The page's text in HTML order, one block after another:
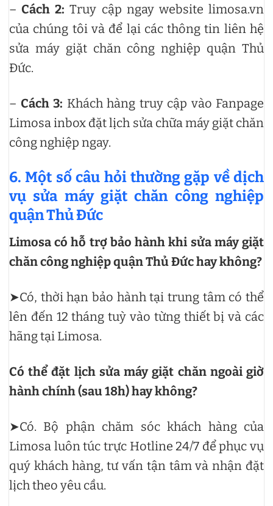
–Cách 2: Truy cập ngay website limosa.vn
của chúng tôi và để lại các thông tin liên hệ
sửa máy giặt chăn công nghiệp quận Thủ
Đức.
– Cách 3: Khách hàng truy cập vào Fanpage
Limosa inbox đặt lịch sửa chữa máy giặt chăn
công nghiệp ngay.
6. Một số câu hỏi thường gặp về dịch
vụ sửa máy giặt chăn công nghiệp
quận Thủ Đức
Limosa có hỗ trợ bảo hành khi sửa máy giặt
chăn công nghiệp quận Thủ Đức hay không?
➤Có, thời hạn bảo hành tại trung tâm có thể
lên đến 12 tháng tuỳ vào từng thiết bị và các
hãng tại Limosa.
Có thể đặt lịch sửa máy giặt chăn ngoài giờ
hành chính (sau 18h) hay không?
➤Có. Bộ phận chăm sóc khách hàng của
Limosa luôn túc trực Hotline 24/7 để phục vụ
quý khách hàng, tư vấn tận tâm và nhận đặt
lịch theo yêu cầu.